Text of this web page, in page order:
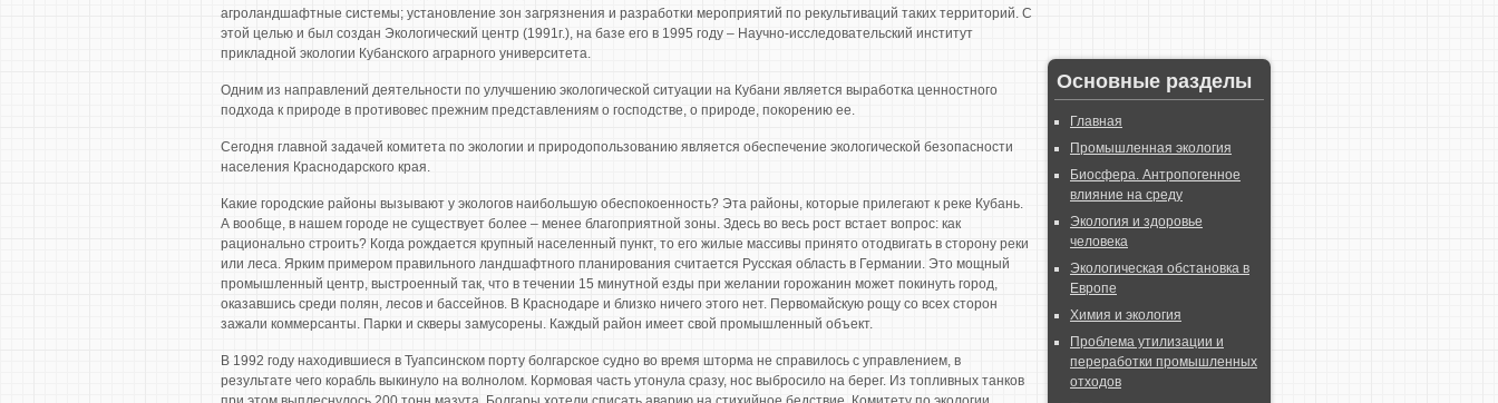
агроландшафтные системы; установление зон загрязнения и разработки мероприятий по рекультиваций таких территорий. С
этой целью и был создан Экологический центр (1991г.), на базе его в 1995 году – Научно-исследовательский институт
прикладной экологии Кубанского аграрного университета.
Одним из направлений деятельности по улучшению экологической ситуации на Кубани является выработка ценностного
подхода к природе в противовес прежним представлениям о господстве, о природе, покорению ее.
Сегодня главной задачей комитета по экологии и природопользованию является обеспечение экологической безопасности
населения Краснодарского края.
Какие городские районы вызывают у экологов наибольшую обеспокоенность? Эта районы, которые прилегают к реке Кубань.
А вообще, в нашем городе не существует более – менее благоприятной зоны. Здесь во весь рост встает вопрос: как
рационально строить? Когда рождается крупный населенный пункт, то его жилые массивы принято отодвигать в сторону реки
или леса. Ярким примером правильного ландшафтного планирования считается Русская область в Германии. Это мощный
промышленный центр, выстроенный так, что в течении 15 минутной езды при желании горожанин может покинуть город,
оказавшись среди полян, лесов и бассейнов. В Краснодаре и близко ничего этого нет. Первомайскую рощу со всех сторон
зажали коммерсанты. Парки и скверы замусорены. Каждый район имеет свой промышленный объект.
В 1992 году находившиеся в Туапсинском порту болгарское судно во время шторма не справилось с управлением, в
результате чего корабль выкинуло на волнолом. Кормовая часть утонула сразу, нос выбросило на берег. Из топливных танков
Основные разделы
Главная
Промышленная экология
Биосфера. Антропогенное
влияние на среду
Экология и здоровье
человека
Экологическая обстановка в
Европе
Химия и экология
Проблема утилизации и
переработки промышленных
отходов